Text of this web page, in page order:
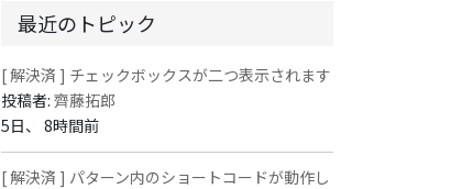
最近のトピック
[ 解決済 ] チェックボックスが二つ表示されます
投稿者:齊藤拓郎
5日、 8時間前
[ 解決済 ] パターン内のショートコードが動作し